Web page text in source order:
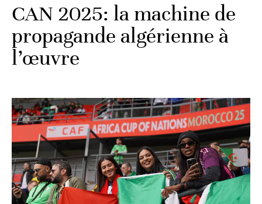
CAN 2025: la machine de
propagande algérienne à
l’œuvre